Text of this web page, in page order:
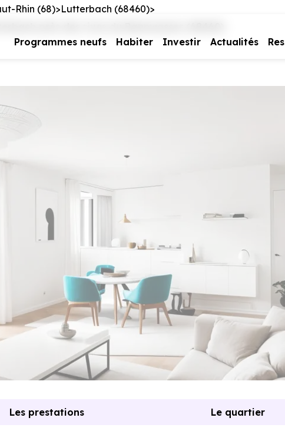
Programmes neufs Habiter Investir Actualités
Rhin (68) Lutterbach (68460)
près des rives du Bannwasser (68460)
Les prestations Le quartier